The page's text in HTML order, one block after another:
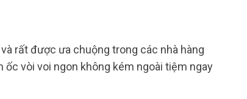
rất được ưa chuộng trong các nhà hàng
ốc vòi voi ngon không kém ngoài tiệm ngay